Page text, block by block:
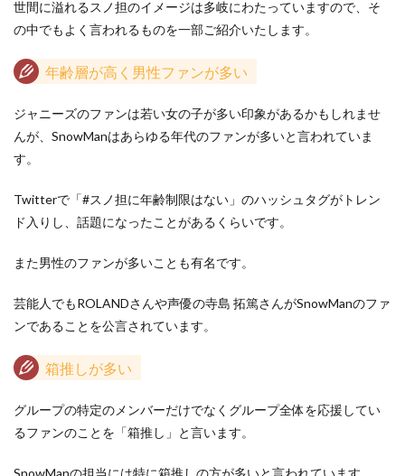
世間に溢れるスノ担のイメージは多岐にわたっていますので、そ
の中でもよく言われるものを一部ご紹介いたします。
年齢層が高く男性ファンが多い
ジャニーズのファンは若い女の子が多い印象があるかもしれませ
んが、SnowManはあらゆる年代のファンが多いと言われていま
す。
Twitterで「#スノ担に年齢制限はない」のハッシュタグがトレン
ド入りし、話題になったことがあるくらいです。
また男性のファンが多いことも有名です。
芸能人でもROLANDさんや声優の寺島 拓篤さんがSnowManのファ
ンであることを公言されています。
箱推しが多い
グループの特定のメンバーだけでなくグループ全体を応援してい
るファンのことを「箱推し」と言います。